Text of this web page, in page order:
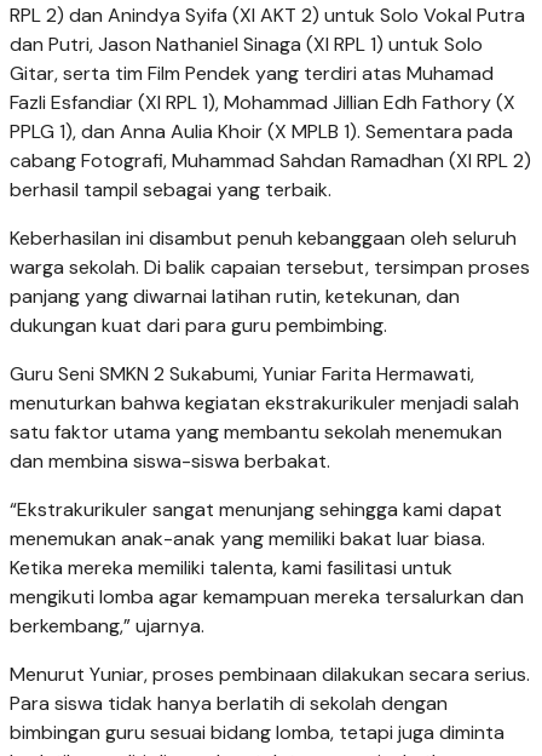
RPL 2) dan Anindya Syifa (XI AKT 2) untuk Solo Vokal Putra
dan Putri, Jason Nathaniel Sinaga (XI RPL 1) untuk Solo
Gitar, serta tim Film Pendek yang terdiri atas Muhamad
Fazli Esfandiar (XI RPL 1), Mohammad Jillian Edh Fathory (X
PPLG 1), dan Anna Aulia Khoir (X MPLB 1). Sementara pada
cabang Fotografi, Muhammad Sahdan Ramadhan (XI RPL 2)
berhasil tampil sebagai yang terbaik.
Keberhasilan ini disambut penuh kebanggaan oleh seluruh
warga sekolah. Di balik capaian tersebut, tersimpan proses
panjang yang diwarnai latihan rutin, ketekunan, dan
dukungan kuat dari para guru pembimbing.
Guru Seni SMKN 2 Sukabumi, Yuniar Farita Hermawati,
menuturkan bahwa kegiatan ekstrakurikuler menjadi salah
satu faktor utama yang membantu sekolah menemukan
dan membina siswa-siswa berbakat.
“Ekstrakurikuler sangat menunjang sehingga kami dapat
menemukan anak-anak yang memiliki bakat luar biasa.
Ketika mereka memiliki talenta, kami fasilitasi untuk
mengikuti lomba agar kemampuan mereka tersalurkan dan
berkembang,” ujarnya.
Menurut Yuniar, proses pembinaan dilakukan secara serius.
Para siswa tidak hanya berlatih di sekolah dengan
bimbingan guru sesuai bidang lomba, tetapi juga diminta